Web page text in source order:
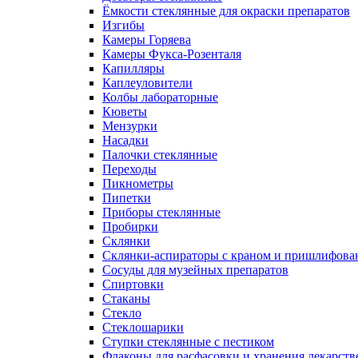
Ёмкости стеклянные для окраски препаратов
Изгибы
Камеры Горяева
Камеры Фукса-Розенталя
Капилляры
Каплеуловители
Колбы лабораторные
Кюветы
Мензурки
Насадки
Палочки стеклянные
Переходы
Пикнометры
Пипетки
Приборы стеклянные
Пробирки
Склянки
Склянки-аспираторы с краном и
Сосуды для музейных препаратов
Спиртовки
Стаканы
Стекло
Стеклошарики
Ступки стеклянные с пестиком